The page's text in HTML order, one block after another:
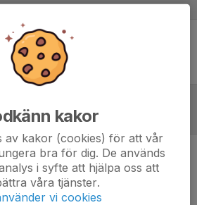
uppställning ifylld
referat skrivet
kakor
av kakor (cookies) för att vår
bra för dig. De används
i syfte att hjälpa oss att
våra tjänster.
vi cookies